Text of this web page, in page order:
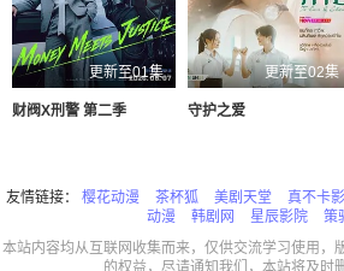
更新至01集
财阀X刑警 第二季
更新至02集
守护之爱
友情链接： 樱花动漫 茶杯狐 美剧天堂 真不卡
动漫
韩剧网 星辰影院
策
本站内容均从互联网收集而来，仅供交流学习使用，
的权益，尽请通知我们，本站将及时